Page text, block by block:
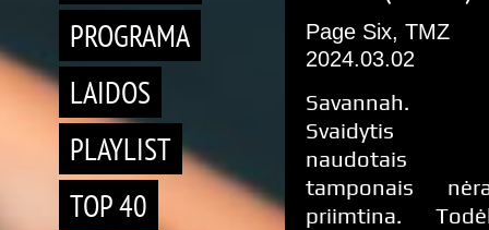
PROGRAMA
LAIDOS
PLAYLIST
TOP 40
Page Six, TMZ
2024.03.02
Savannah.
Svaidytis
naudotais
tamponais
priimtina.